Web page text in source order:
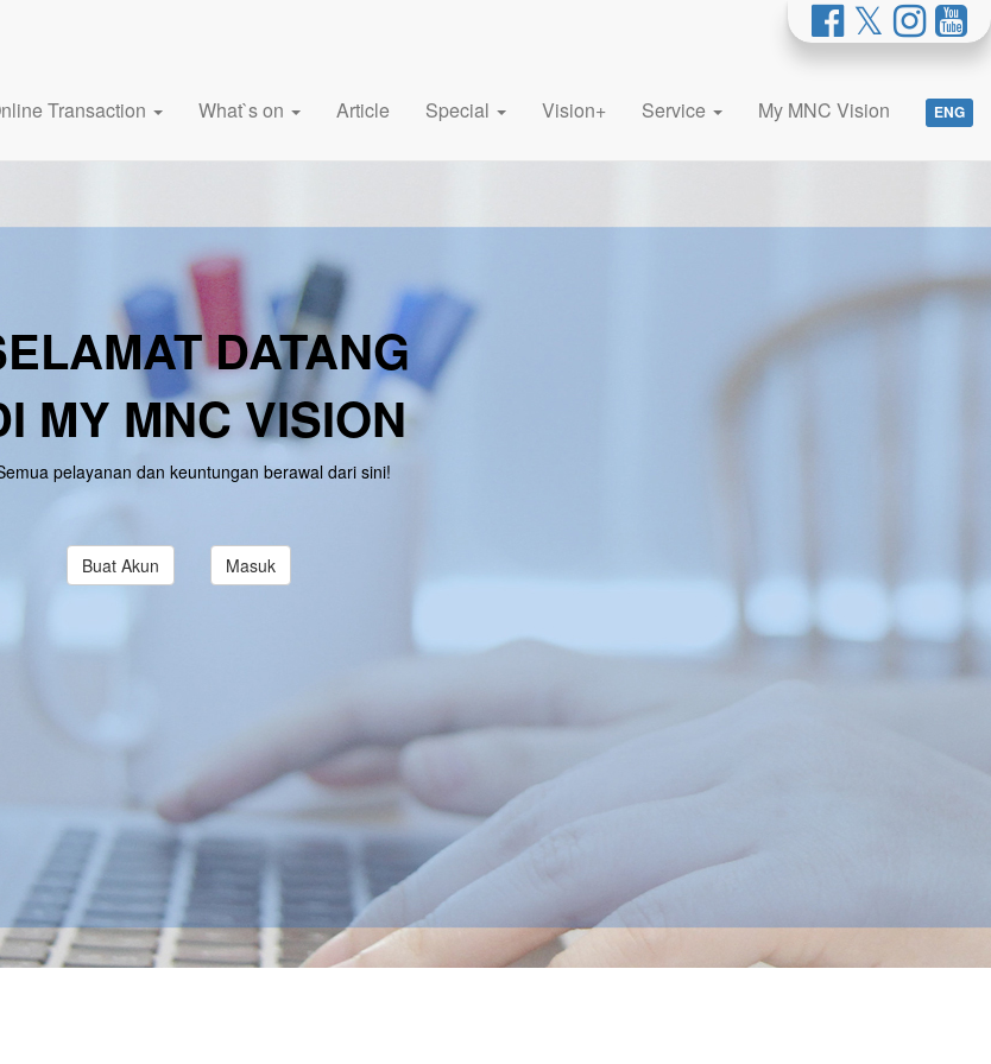
Transaction What`s on Article Special Vision+ Service My MNC Vision ENG
DATANG
MY MNC VISION
pelayanan dan keuntungan berawal dari sini!
Buat Akun Masuk